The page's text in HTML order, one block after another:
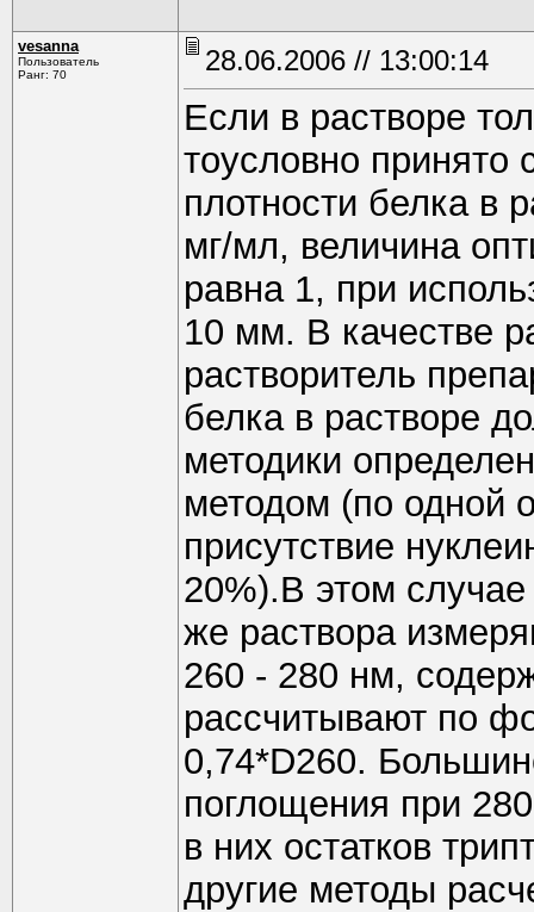
vesanna
Пользователь
Ранг: 70
28.06.2006 // 13:00:14
Если в растворе
тоусловно принято
плотности белка в
мг/мл, величина
равна 1, при
10 мм. В качестве
растворитель
белка в растворе
методики
методом (по одной
присутствие
20%).В этом случае
же раствора
260 - 280 нм,
рассчитывают по
0,74*D260.
поглощения при
в них остатков
другие методы